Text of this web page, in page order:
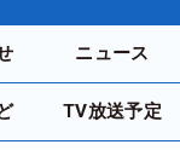
ニュース
TV放送予定